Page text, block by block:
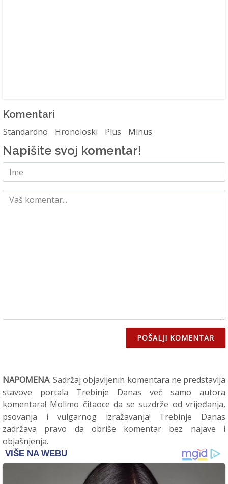
Komentari
Standardno Hronoloski Plus Minus
Napišite svoj komentar!
POŠALJI KOMENTAR
NAPOMENA: Sadržaj objavljenih komentara ne predstavlja
stavove portala Trebinje Danas već samo autora
komentara! Molimo čitaoce da se suzdrže od vrijeđanja,
psovanja i vulgarnog izražavanja! Trebinje Danas
zadržava pravo da obriše komentar bez najave i
objašnjenja.